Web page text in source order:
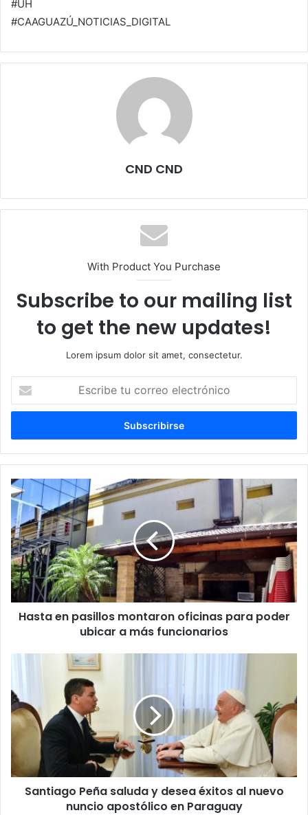
#ÚH
#CAAGUAZÚ_NOTICIAS_DIGITAL
CND CND
With Product You Purchase
Subscribe to our mailing list
to get the new updates!
Lorem ipsum dolor sit amet, consectetur.
correo
Hasta en pasillos montaron oficinas para poder
ubicar a más funcionarios
Santiago Peña saluda y desea éxitos al nuevo
nuncio apostólico en Paraguay